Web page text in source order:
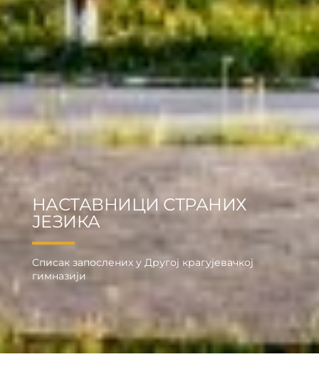
НАСТАВНИЦИ СТРАНИХ
ЈЕЗИКА
Списак запослених у Другој крагујевачкој
гимназији